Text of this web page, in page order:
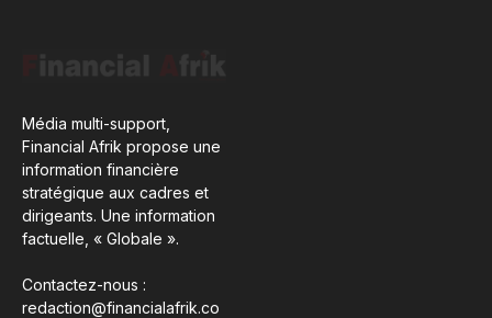
Média multi-support,
Financial Afrik propose une
information financière
stratégique aux cadres et
dirigeants. Une information
factuelle, « Globale ».
Contactez-nous :
redaction@financialafrik.co